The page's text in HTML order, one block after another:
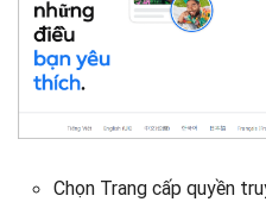
Chọn Trang cấp quyền